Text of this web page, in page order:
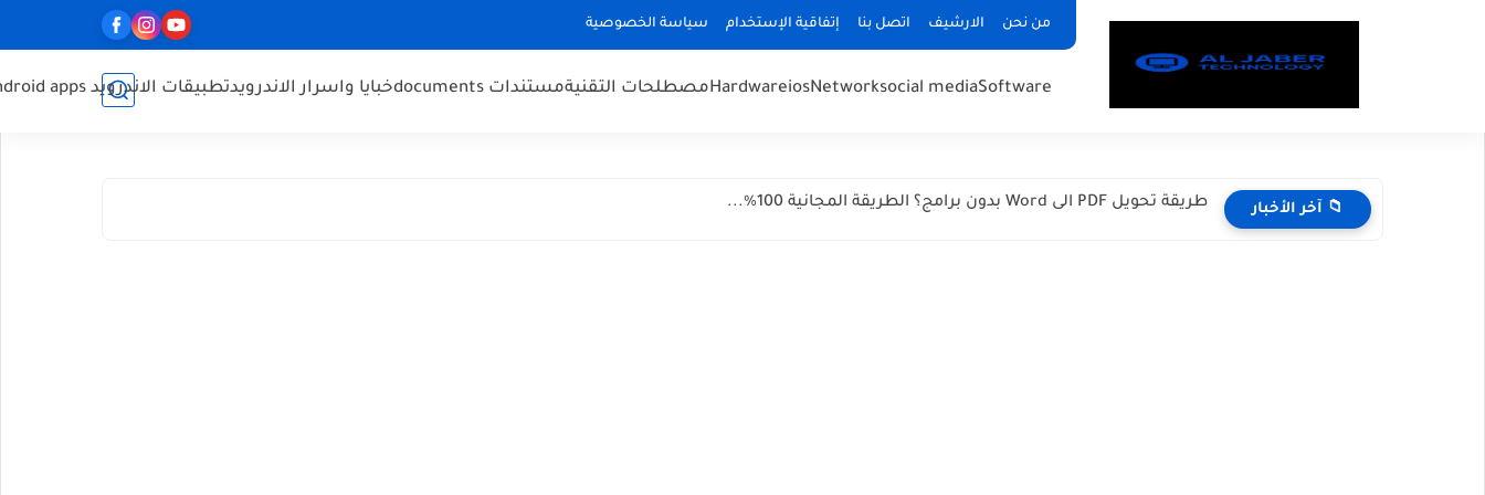
من نحن الارشيف اتصل بنا إتفاقية الإستخدام سياسة الخصوصية
Software
social media
Network
ios
Hardwareمصطلحات التقنيةمستندات documents خبايا واسرار الاندرويدتطبيقات الاندرويد Android apps
📁 آخر الأخبار طريقة تحويل PDF الى Word بدون برامج؟ الطريقة المجانية 100%...